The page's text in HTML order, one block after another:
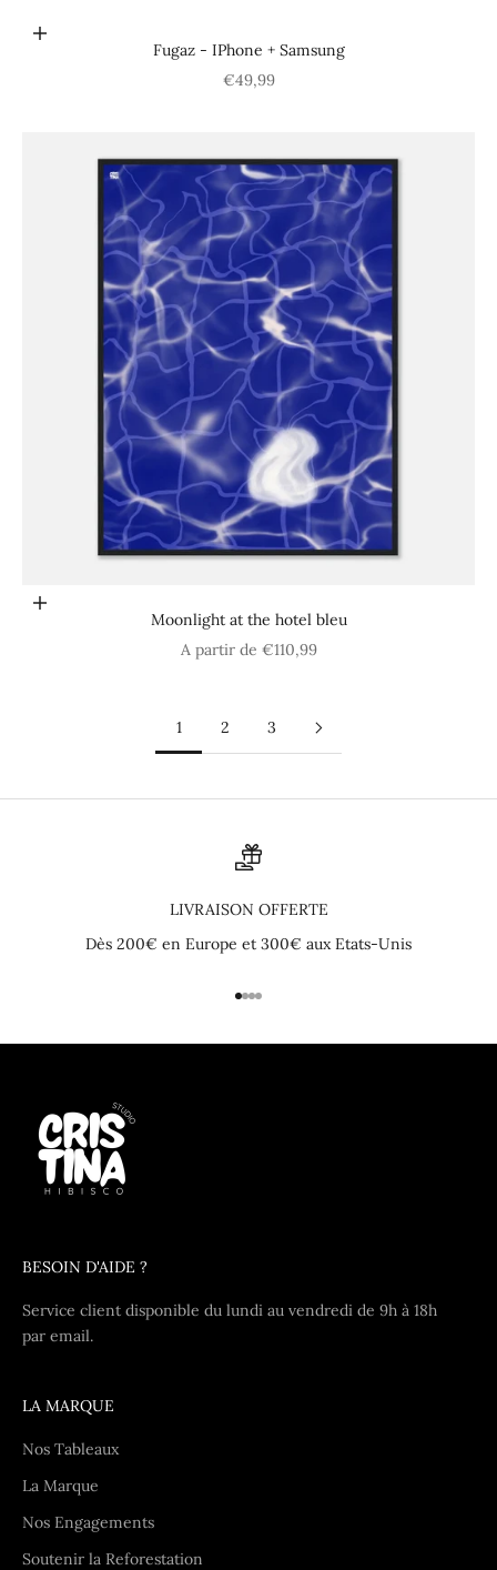
Choisir les options
Fugaz - IPhone + Samsung
Prix de vente
€49,99
Choisir les options
Moonlight at the hotel bleu
Prix de vente
A partir de €110,99
1 2 3
LIVRAISON OFFERTE
Dès 200€ en Europe et 300€ aux Etats-Unis
Aller à l'élément 1
Aller à l'élément 2
Aller à l'élément 3
Aller à l'élément 4
BESOIN D'AIDE ?
Service client disponible du lundi au vendredi de 9h à 18h
par email.
LA MARQUE
Nos Tableaux
La Marque
Nos Engagements
Soutenir la Reforestation